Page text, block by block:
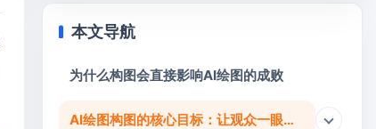
本文导航
为什么构图会直接影响AI绘图的成败
AI绘图构图的核心目标：让观众一眼看懂重点